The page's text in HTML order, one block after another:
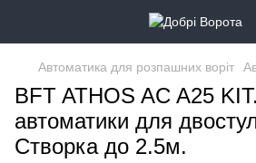
Автоматика для розпашних воріт
BFT ATHOS AC A25
автоматики для
Створка до 2.5м.